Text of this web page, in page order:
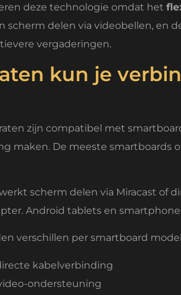
deze technologie omdat het
scherm delen via videobellen, en
vergaderingen.
kun je
zijn compatibel met
maken. De meeste smartboards
scherm delen via Miracast of
Android tablets en
verschillen per smartboard
kabelverbinding
ondersteuning